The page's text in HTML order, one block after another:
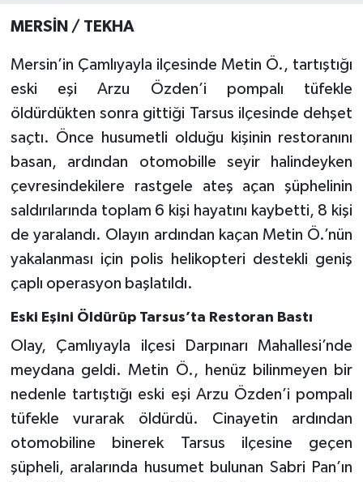
MERSİN / TEKHA
Mersin’in Çamlıyayla ilçesinde Metin Ö., tartıştığı
eski eşi Arzu Özden’i pompalı tüfekle
öldürdükten sonra gittiği Tarsus ilçesinde dehşet
saçtı. Önce husumetli olduğu kişinin restoranını
basan, ardından otomobille seyir halindeyken
çevresindekilere rastgele ateş açan şüphelinin
saldırılarında toplam 6 kişi hayatını kaybetti, 8 kişi
de yaralandı. Olayın ardından kaçan Metin Ö.’nün
yakalanması için polis helikopteri destekli geniş
çaplı operasyon başlatıldı.
Eski Eşini Öldürüp Tarsus’ta Restoran Bastı
Olay, Çamlıyayla ilçesi Darpınarı Mahallesi’nde
meydana geldi. Metin Ö., henüz bilinmeyen bir
nedenle tartıştığı eski eşi Arzu Özden’i pompalı
tüfekle vurarak öldürdü. Cinayetin ardından
otomobiline binerek Tarsus ilçesine geçen
şüpheli, aralarında husumet bulunan Sabri Pan’ın